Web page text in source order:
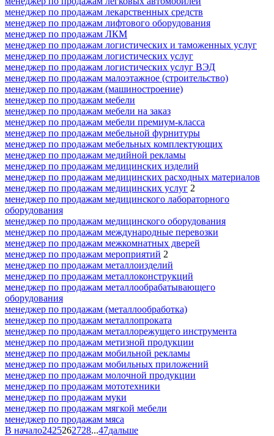
менеджер по продажам лекарственных средств
менеджер по продажам лифтового оборудования
менеджер по продажам ЛКМ
менеджер по продажам логистических и таможенных услуг
менеджер по продажам логистических услуг
менеджер по продажам логистических услуг ВЭД
менеджер по продажам малоэтажное (строительство)
менеджер по продажам (машиностроение)
менеджер по продажам мебели
менеджер по продажам мебели на заказ
менеджер по продажам мебели премиум-класса
менеджер по продажам мебельной фурнитуры
менеджер по продажам мебельных комплектующих
менеджер по продажам медийной рекламы
менеджер по продажам медицинских изделий
менеджер по продажам медицинских расходных материалов
менеджер по продажам медицинских услуг 2
менеджер по продажам медицинского лабораторного
оборудования
менеджер по продажам медицинского оборудования
менеджер по продажам международные перевозки
менеджер по продажам межкомнатных дверей
менеджер по продажам мероприятий 2
менеджер по продажам металлоизделий
менеджер по продажам металлоконструкций
менеджер по продажам металлообрабатывающего
оборудования
менеджер по продажам (металлообработка)
менеджер по продажам металлопроката
менеджер по продажам металлорежущего инструмента
менеджер по продажам метизной продукции
менеджер по продажам мобильной рекламы
менеджер по продажам мобильных приложений
менеджер по продажам молочной продукции
менеджер по продажам мототехники
менеджер по продажам муки
менеджер по продажам мягкой мебели
менеджер по продажам мяса
В начало2425262728...47дальше